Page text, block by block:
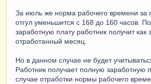
За июль же норма рабочего времени за
отгул уменьшится с 168 до 160 часов.
заработную плату работник получит как
отработанный месяц.
Но в данном случае не будет
Работник получает полную заработную
случае отработки нормы рабочего